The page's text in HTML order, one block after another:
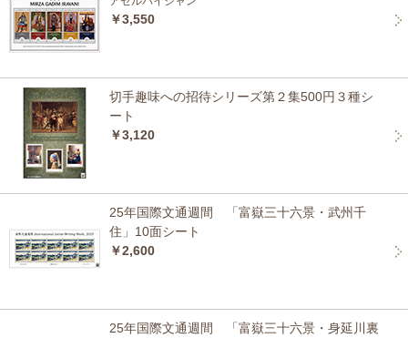
￥3,550
切手趣味への招待シリーズ第２集500円３種シ
ート
￥3,120
25年国際文通週間 「富嶽三十六景・武州千
住」10面シート
￥2,600
25年国際文通週間 「富嶽三十六景・身延川裏